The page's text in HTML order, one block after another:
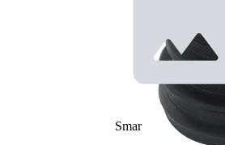
wewnętrzna 1
22 mm
86 mm
Smar